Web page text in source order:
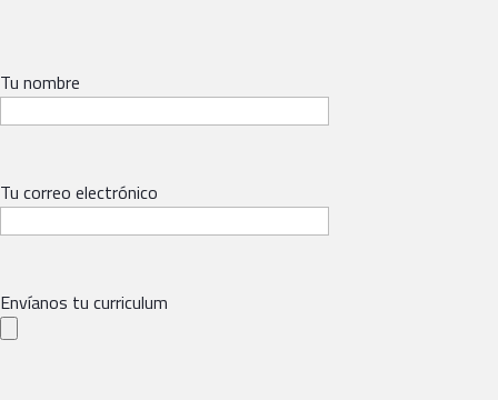
Tu nombre
Tu correo electrónico
Envíanos tu curriculum